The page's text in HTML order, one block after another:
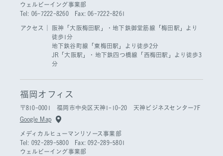
ウェルビーイング事業部
Tel: 06-7222-8260 Fax: 06-7222-8261
アクセス｜
阪神「大阪梅田駅」・地下鉄御堂筋線「梅田駅」より
徒歩1分
地下鉄谷町線「東梅田駅」より徒歩2分
JR「大阪駅」・地下鉄四つ橋線「西梅田駅」より徒歩3
分
福岡オフィス
〒810-0001 福岡市中央区天神1-10-20 天神ビジネスセンター7F
Google Map
メディカルヒューマンリソース事業部
Tel: 092-289-5800 Fax: 092-289-5801
ウェルビーイング事業部